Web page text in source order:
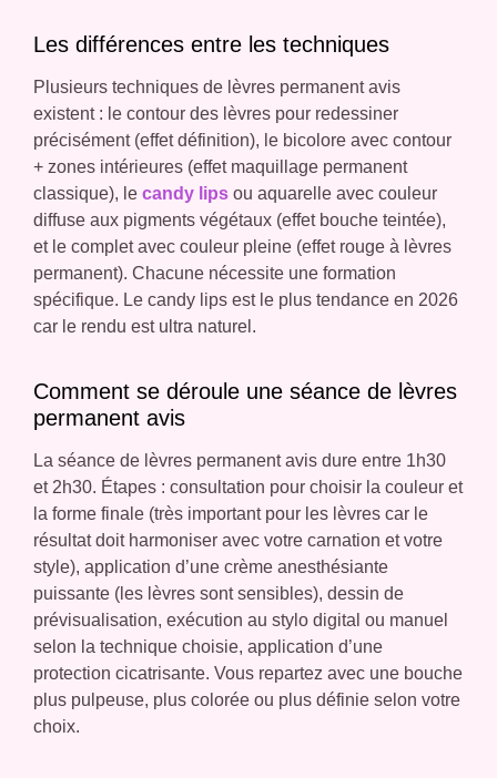
Les différences entre les techniques
Plusieurs techniques de lèvres permanent avis
existent : le contour des lèvres pour redessiner
précisément (effet définition), le bicolore avec contour
+ zones intérieures (effet maquillage permanent
classique), le candy lips ou aquarelle avec couleur
diffuse aux pigments végétaux (effet bouche teintée),
et le complet avec couleur pleine (effet rouge à lèvres
permanent). Chacune nécessite une formation
spécifique. Le candy lips est le plus tendance en 2026
car le rendu est ultra naturel.
Comment se déroule une séance de lèvres
permanent avis
La séance de lèvres permanent avis dure entre 1h30
et 2h30. Étapes : consultation pour choisir la couleur et
la forme finale (très important pour les lèvres car le
résultat doit harmoniser avec votre carnation et votre
style), application d’une crème anesthésiante
puissante (les lèvres sont sensibles), dessin de
prévisualisation, exécution au stylo digital ou manuel
selon la technique choisie, application d’une
protection cicatrisante. Vous repartez avec une bouche
plus pulpeuse, plus colorée ou plus définie selon votre
choix.